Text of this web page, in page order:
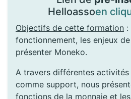
Helloassoen
Objectifs de cette formation :
fonctionnement, les enjeux
présenter Moneko.
A travers différentes
comme support, nous
fonctions de la monnaie et